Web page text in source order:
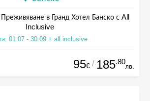
в Гранд Хотел Банско с All
Inclusive
01.07 - 30.09 + all inclusive
95€ / 185.80
лв.